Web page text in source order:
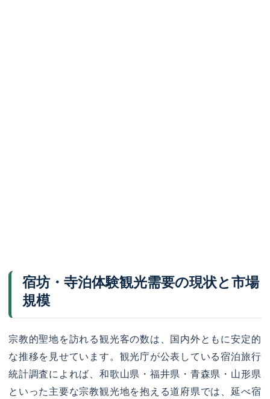
宿坊・寺泊体験観光需要の現状と市場
規模
宗教的聖地を訪れる観光客の数は、国内外ともに安定的
な推移を見せています。観光庁が公表している宿泊旅行
統計調査によれば、和歌山県・福井県・青森県・山形県
といった主要な宗教観光地を抱える道府県では、延べ宿